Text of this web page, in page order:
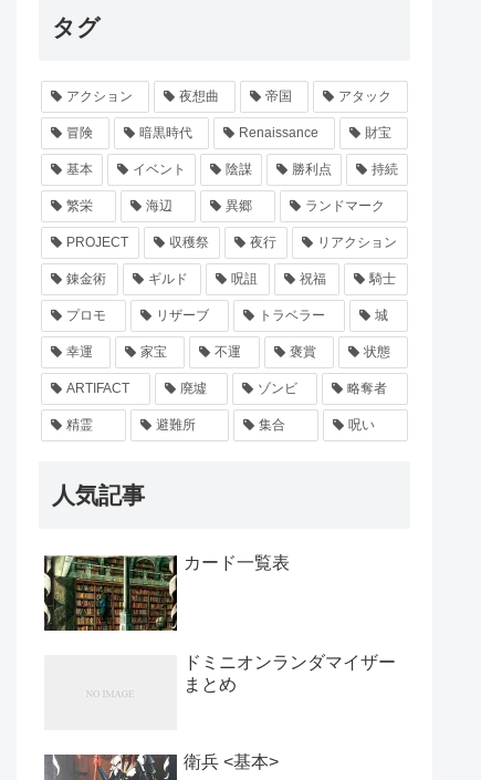
タグ
アクション 夜想曲 帝国 アタック
冒険 暗黒時代 Renaissance 財宝
基本 イベント 陰謀 勝利点 持続
繁栄 海辺 異郷 ランドマーク
PROJECT 収穫祭 夜行 リアクション
錬金術 ギルド 呪詛 祝福 騎士
プロモ リザーブ トラベラー 城
幸運 家宝 不運 褒賞 状態
ARTIFACT 廃墟 ゾンビ 略奪者
精霊 避難所 集合 呪い
人気記事
カード一覧表
ドミニオンランダマイザー
まとめ
衛兵 <基本>